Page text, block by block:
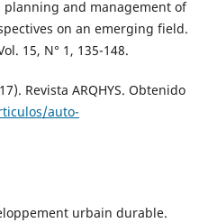
planning and management of
on an emerging field.
15, N° 1, 135-148.
Revista ARQHYS. Obtenido
auto-
urbain durable.